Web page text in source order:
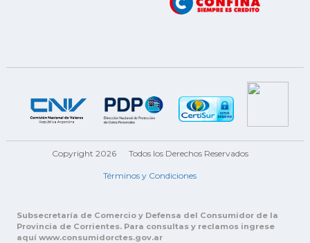
Copyright 2026 Todos los Derechos Reservados
Términos y Condiciones
Subsecretaría de Comercio y Defensa del Consumidor de la
Provincia de Corrientes. Para consultas y reclamos ingrese
aquí www.consumidorctes.gov.ar